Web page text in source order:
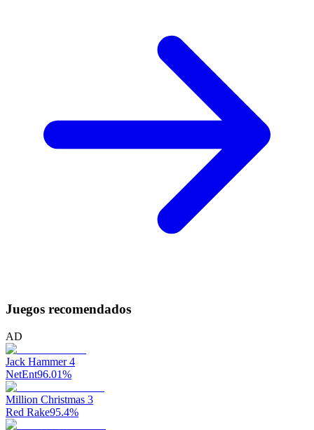
Juegos recomendados
AD
Jack Hammer 4
NetEnt96.01%
Million Christmas 3
Red Rake95.4%